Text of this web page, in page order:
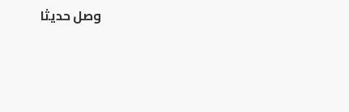
وصل حديثا